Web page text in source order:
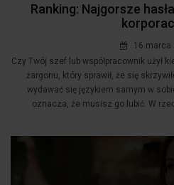
Ranking: Najgorsze
16 marca
Czy Twój szef lub współpracownik użył
żargonu, który sprawił, że się
wydawać się językiem samym w
oznacza, że musisz go lubić. W